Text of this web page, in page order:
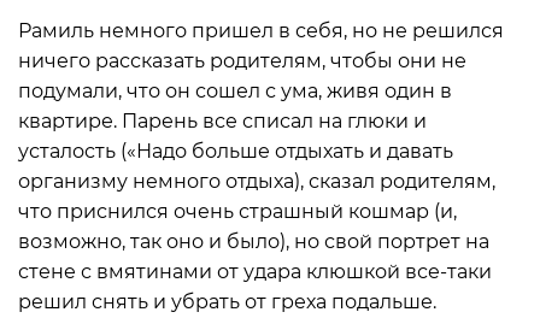
Рамиль немного пришел в себя, но не решился
ничего рассказать родителям, чтобы они не
подумали, что он сошел с ума, живя один в
квартире. Парень все списал на глюки и
усталость («Надо больше отдыхать и давать
организму немного отдыха), сказал родителям,
что приснился очень страшный кошмар (и,
возможно, так оно и было), но свой портрет на
стене с вмятинами от удара клюшкой все-таки
решил снять и убрать от греха подальше.